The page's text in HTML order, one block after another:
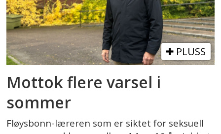
PLUSS
Mottok flere varsel i
sommer
Fløysbonn-læreren som er siktet for seksuell